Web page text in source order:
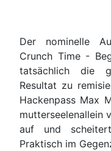
Der nominelle
Crunch Time -
tatsächlich die
Resultat zu
Hackenpass Max
mutterseelenallein
auf und
Praktisch im